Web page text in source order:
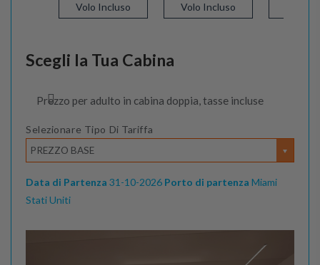
Volo Incluso
Volo Incluso
Scegli la Tua Cabina
Prezzo per adulto in cabina doppia, tasse incluse
Selezionare Tipo Di Tariffa
PREZZO BASE
Data di Partenza 31-10-2026 Porto di partenza Miami
Stati Uniti